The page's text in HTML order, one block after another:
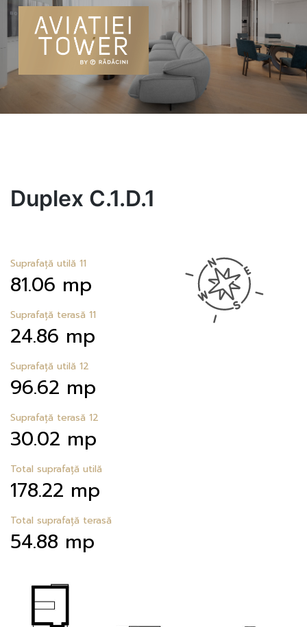
Duplex C.1.D.1
Suprafață utilă 11
81.06 mp
Suprafață terasă 11
24.86 mp
Suprafață utilă 12
96.62 mp
Suprafață terasă 12
30.02 mp
Total suprafață utilă
178.22 mp
Total suprafață terasă
54.88 mp